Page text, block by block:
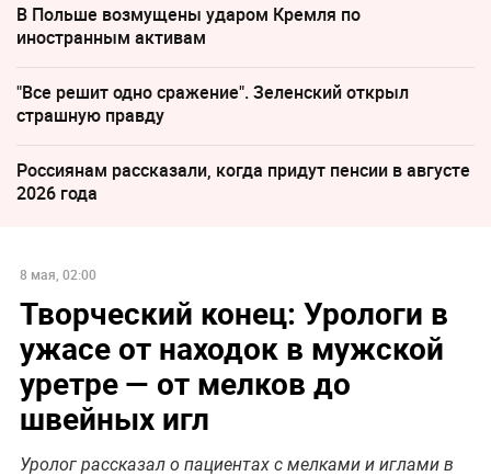
В Польше возмущены ударом Кремля по
иностранным активам
"Все решит одно сражение". Зеленский открыл
страшную правду
Россиянам рассказали, когда придут пенсии в августе
2026 года
8 мая, 02:00
Творческий конец: Урологи в
ужасе от находок в мужской
уретре — от мелков до
швейных игл
Уролог рассказал о пациентах с мелками и иглами в